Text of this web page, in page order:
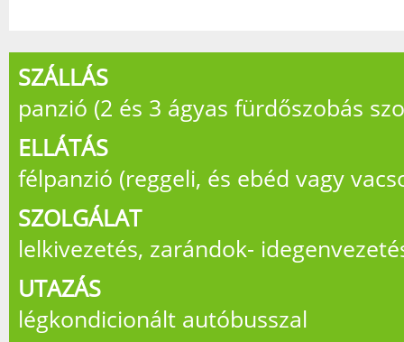
SZÁLLÁS
panzió (2 és 3 ágyas fürdőszobás
ELLÁTÁS
félpanzió (reggeli, és ebéd vagy
SZOLGÁLAT
lelkivezetés, zarándok-
UTAZÁS
légkondicionált autóbusszal